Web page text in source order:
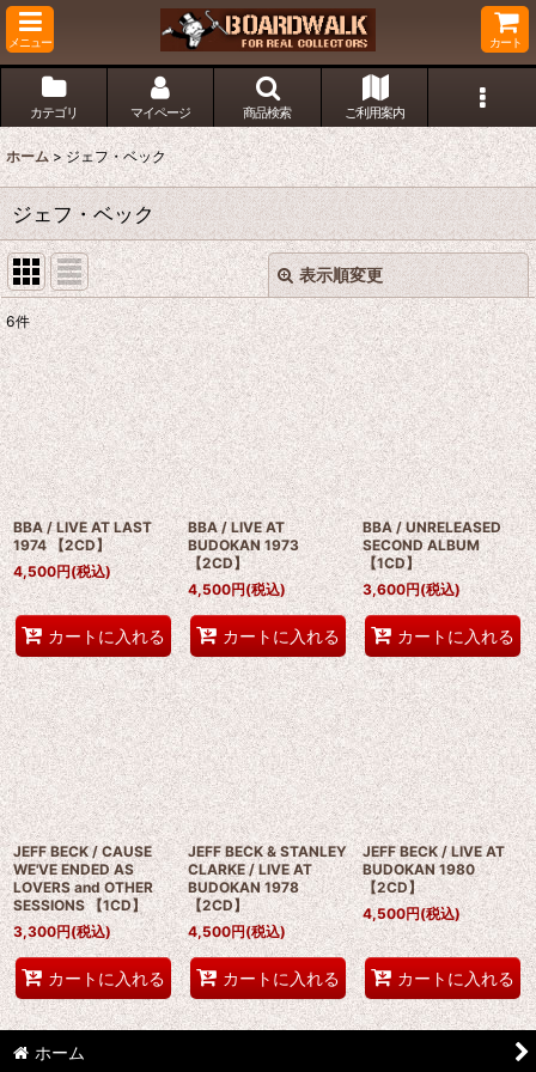
メニュー カート
カテゴリ マイページ 商品検索 ご利用案内
ホーム > ジェフ・ベック
ジェフ・ベック
表示順変更
表示数:
並び順:
絞り込む
閉じる
6件
BBA / LIVE AT LAST
1974 【2CD】
4,500円(税込)
カートに入れる
BBA / LIVE AT
BUDOKAN 1973
【2CD】
4,500円(税込)
カートに入れる
BBA / UNRELEASED
SECOND ALBUM
【1CD】
3,600円(税込)
カートに入れる
JEFF BECK / CAUSE
WE'VE ENDED AS
LOVERS and OTHER
SESSIONS 【1CD】
3,300円(税込)
カートに入れる
JEFF BECK & STANLEY
CLARKE / LIVE AT
BUDOKAN 1978
【2CD】
4,500円(税込)
カートに入れる
JEFF BECK / LIVE AT
BUDOKAN 1980
【2CD】
4,500円(税込)
カートに入れる
ホーム